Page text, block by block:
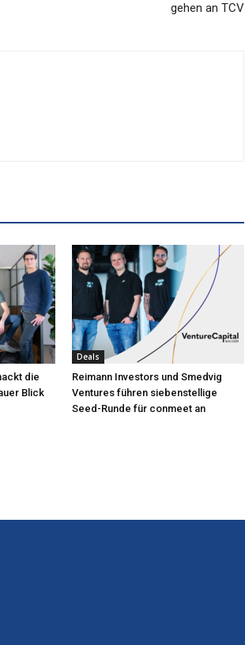
gehen an TCV
die
Blick
Deals
Reimann Investors und Smedvig
Ventures führen siebenstellige
Seed-Runde für conmeet an